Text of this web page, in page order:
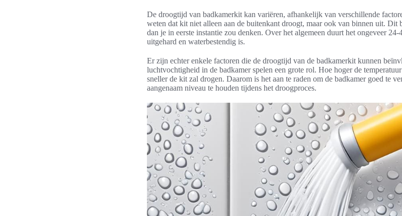
De droogtijd van badkamerkit kan variëren, afhankelijk van verschillende
weten dat kit niet alleen aan de buitenkant droogt, maar ook van binnen uit. Dit
dan je in eerste instantie zou denken. Over het algemeen duurt het ongeveer
uitgehard en waterbestendig is.
Er zijn echter enkele factoren die de droogtijd van de badkamerkit kunnen
luchtvochtigheid in de badkamer spelen een grote rol. Hoe hoger de
sneller de kit zal drogen. Daarom is het aan te raden om de badkamer goed te
aangenaam niveau te houden tijdens het droogproces.